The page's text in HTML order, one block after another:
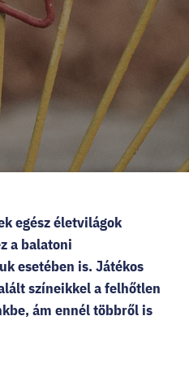
EN
egész életvilágok
a balatoni
esetében is. Játékos
színeikkel a felhőtlen
ám ennél többről is